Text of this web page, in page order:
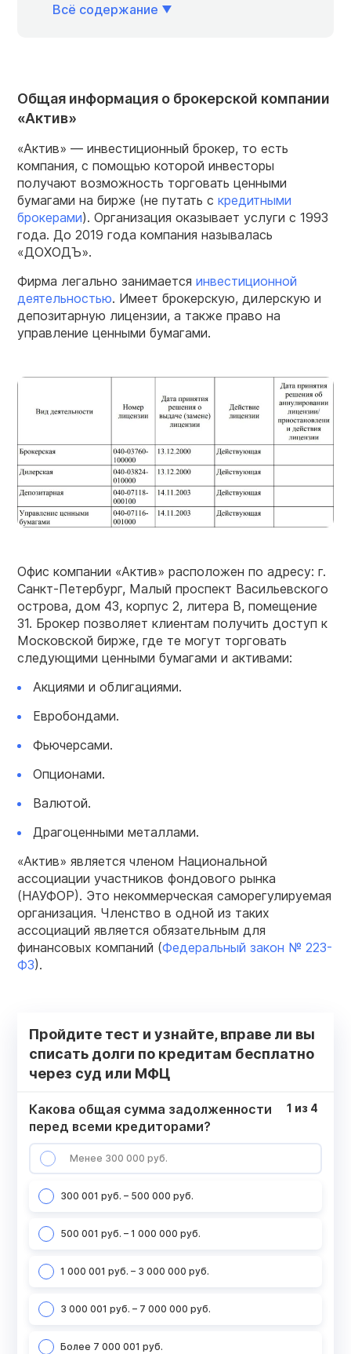
Всё содержание
Общая информация о брокерской компании
«Актив»
«Актив» — инвестиционный брокер, то есть
компания, с помощью которой инвесторы
получают возможность торговать ценными
бумагами на бирже (не путать с кредитными
брокерами). Организация оказывает услуги с 1993
года. До 2019 года компания называлась
«ДОХОДЪ».
Фирма легально занимается инвестиционной
деятельностью. Имеет брокерскую, дилерскую и
депозитарную лицензии, а также право на
управление ценными бумагами.
Офис компании «Актив» расположен по адресу: г.
Санкт-Петербург, Малый проспект Васильевского
острова, дом 43, корпус 2, литера В, помещение
31. Брокер позволяет клиентам получить доступ к
Московской бирже, где те могут торговать
следующими ценными бумагами и активами:
Акциями и облигациями.
Евробондами.
Фьючерсами.
Опционами.
Валютой.
Драгоценными металлами.
«Актив» является членом Национальной
ассоциации участников фондового рынка
(НАУФОР). Это некоммерческая саморегулируемая
организация. Членство в одной из таких
ассоциаций является обязательным для
финансовых компаний (Федеральный закон № 223-
ФЗ).
Пройдите тест и узнайте, вправе ли вы
списать долги по кредитам бесплатно
через суд или МФЦ
Какова общая сумма задолженности
перед всеми кредиторами?
Менее 300 000 руб.
300 001 руб. – 500 000 руб.
500 001 руб. – 1 000 000 руб.
1 000 001 руб. – 3 000 000 руб.
3 000 001 руб. – 7 000 000 руб.
Более 7 000 001 руб.
1 из 4